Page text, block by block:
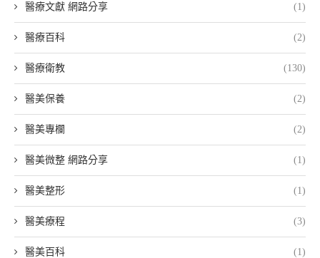
醫療文獻 網路分享 (1)
醫療百科 (2)
醫療衛教 (130)
醫美保養 (2)
醫美專欄 (2)
醫美微整 網路分享 (1)
醫美整形 (1)
醫美療程 (3)
醫美百科 (1)